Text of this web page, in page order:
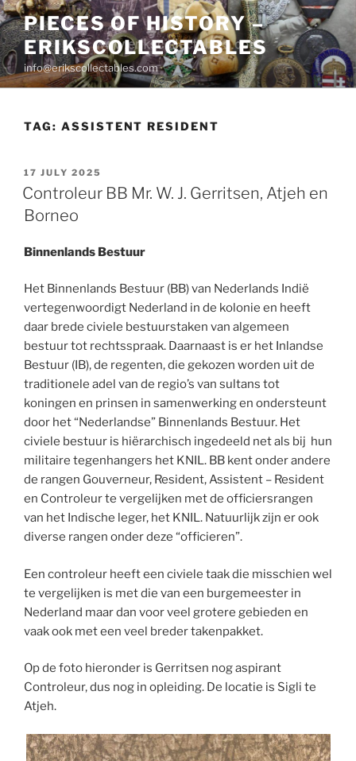
Skip
to
content
PIECES OF HISTORY –
ERIKSCOLLECTABLES
info@erikscollectables.com
TAG: ASSISTENT RESIDENT
POSTED
ON
17 JULY 2025
Controleur BB Mr. W. J. Gerritsen, Atjeh en
Borneo
Binnenlands Bestuur
Het Binnenlands Bestuur (BB) van Nederlands Indië
vertegenwoordigt Nederland in de kolonie en heeft
daar brede civiele bestuurstaken van algemeen
bestuur tot rechtsspraak. Daarnaast is er het Inlandse
Bestuur (IB), de regenten, die gekozen worden uit de
traditionele adel van de regio’s van sultans tot
koningen en prinsen in samenwerking en ondersteunt
door het “Nederlandse” Binnenlands Bestuur. Het
civiele bestuur is hiërarchisch ingedeeld net als bij hun
militaire tegenhangers het KNIL. BB kent onder andere
de rangen Gouverneur, Resident, Assistent – Resident
en Controleur te vergelijken met de officiersrangen
van het Indische leger, het KNIL. Natuurlijk zijn er ook
diverse rangen onder deze “officieren”.
Een controleur heeft een civiele taak die misschien wel
te vergelijken is met die van een burgemeester in
Nederland maar dan voor veel grotere gebieden en
vaak ook met een veel breder takenpakket.
Op de foto hieronder is Gerritsen nog aspirant
Controleur, dus nog in opleiding. De locatie is Sigli te
Atjeh.